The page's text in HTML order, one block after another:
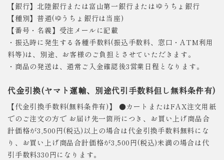
【銀行】北陸銀行または富山第一銀行またはゆうちょ銀行
【種別】普通(ゆうちょ銀行は当座)
【番号・名義】受注メールに記載
・振込時に発生する各種手数料(振込手数料、窓口・ATM利用
料等)は、別途、お客様のご負担とさせていただきます。
・商品の発送は、通常ご入金確認後3営業日程となります。
代金引換(ヤマト運輸、別途代引手数料但し無料条件有)
【代金引換手数料(無料条件有)】 ●カートまたはFAX注文用紙
でのご注文の方で お届け先一箇所につき、お買い上げ商品合
計価格が3,500円(税込)以上の場合は代金引換手数料無料にな
り、お買い上げ商品合計価格が3,500円(税込)未満の場合は代
引手数料330円になります。